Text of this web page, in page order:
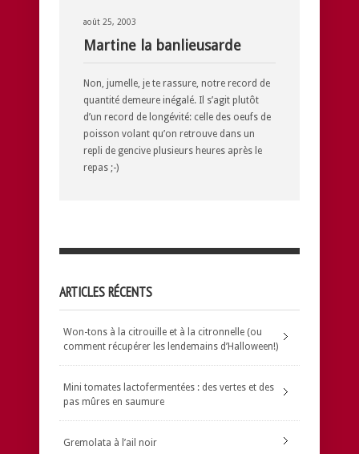
août 25, 2003
Martine la banlieusarde
Non, jumelle, je te rassure, notre record de
quantité demeure inégalé. Il s’agit plutôt
d’un record de longévité: celle des oeufs de
poisson volant qu’on retrouve dans un
repli de gencive plusieurs heures après le
repas ;-)
ARTICLES RÉCENTS
Won-tons à la citrouille et à la citronnelle (ou
comment récupérer les lendemains d’Halloween!)
Mini tomates lactofermentées : des vertes et des
pas mûres en saumure
Gremolata à l’ail noir